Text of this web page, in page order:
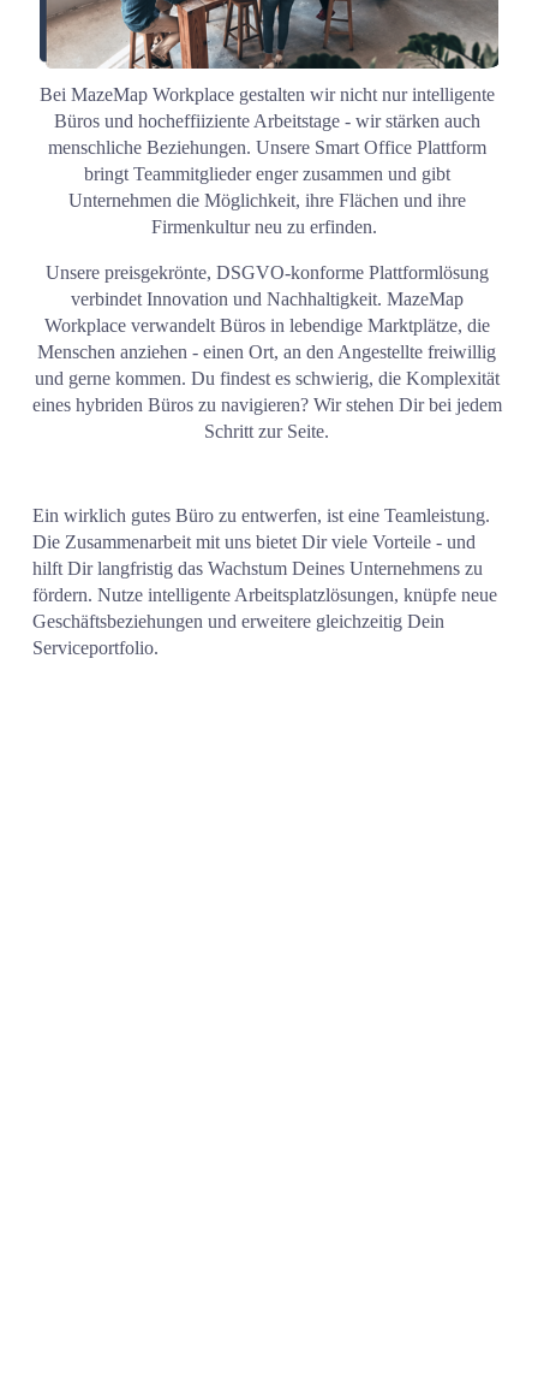
Bei MazeMap Workplace gestalten wir nicht nur intelligente
Büros und hocheffiiziente Arbeitstage - wir stärken auch
menschliche Beziehungen. Unsere Smart Office Plattform
bringt Teammitglieder enger zusammen und gibt
Unternehmen die Möglichkeit, ihre Flächen und ihre
Firmenkultur neu zu erfinden.
Unsere preisgekrönte, DSGVO-konforme Plattformlösung
verbindet Innovation und Nachhaltigkeit. MazeMap
Workplace verwandelt Büros in lebendige Marktplätze, die
Menschen anziehen - einen Ort, an den Angestellte freiwillig
und gerne kommen. Du findest es schwierig, die Komplexität
eines hybriden Büros zu navigieren? Wir stehen Dir bei jedem
Schritt zur Seite.
Ein wirklich gutes Büro zu entwerfen, ist eine Teamleistung.
Die Zusammenarbeit mit uns bietet Dir viele Vorteile - und
hilft Dir langfristig das Wachstum Deines Unternehmens zu
fördern. Nutze intelligente Arbeitsplatzlösungen, knüpfe neue
Geschäftsbeziehungen und erweitere gleichzeitig Dein
Serviceportfolio.